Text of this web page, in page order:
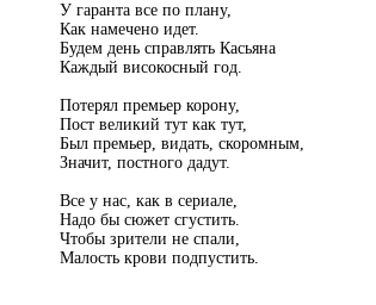
У гаранта все по плану,
Как намечено идет.
Будем день справлять Касьяна
Каждый високосный год.
Потерял премьер корону,
Пост великий тут как тут,
Был премьер, видать, скоромным,
Значит, постного дадут.
Все у нас, как в сериале,
Надо бы сюжет сгустить.
Чтобы зрители не спали,
Малость крови подпустить.